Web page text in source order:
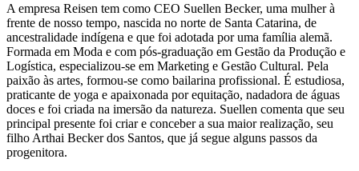
A empresa Reisen tem como CEO Suellen Becker, uma mulher à
frente de nosso tempo, nascida no norte de Santa Catarina, de
ancestralidade indígena e que foi adotada por uma família alemã.
Formada em Moda e com pós-graduação em Gestão da Produção e
Logística, especializou-se em Marketing e Gestão Cultural. Pela
paixão às artes, formou-se como bailarina profissional. É estudiosa,
praticante de yoga e apaixonada por equitação, nadadora de águas
doces e foi criada na imersão da natureza. Suellen comenta que seu
principal presente foi criar e conceber a sua maior realização, seu
filho Arthai Becker dos Santos, que já segue alguns passos da
progenitora.